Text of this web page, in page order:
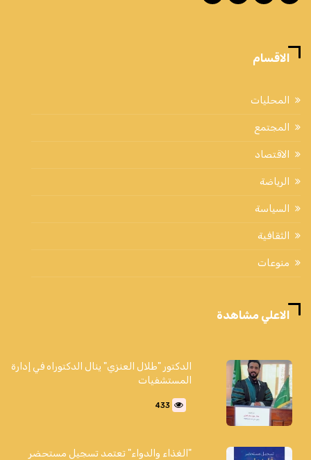
الاقسام
المحليات
المجتمع
الاقتصاد
الرياضة
السياسة
الثقافية
منوعات
الاعلي مشاهدة
الدكتور "طلال العنزي" ينال الدكتوراه في إدارة
المستشفيات
433
"الغذاء والدواء" تعتمد تسجيل مستحضر